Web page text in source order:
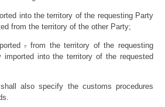
into the territory of the requesting Party
from the territory of the other Party;
.from the territory of the requesting
imported into the territory of the requested
also specify the customs procedures